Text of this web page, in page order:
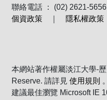
聯絡電話 ： (02) 2621-
個資政策
隱私權政策
本網站著作權屬淡江大學-
Reserve. 請詳見 使用規則 。
建議最佳瀏覽 Microsoft IE